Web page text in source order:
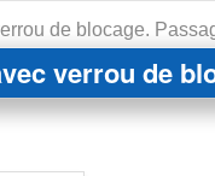
de blocage.
verrou de